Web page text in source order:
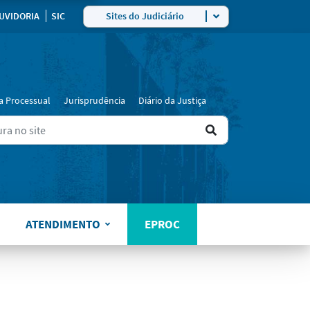
SIC Sites do Judiciário
Processual Jurisprudência Diário da Justiça
Ir
resultado
ATENDIMENTO EPROC